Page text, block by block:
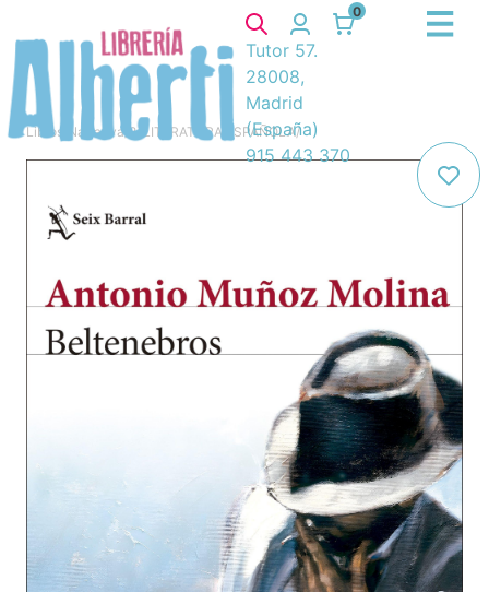
0
Tutor 57.
28008,
Madrid
(España)
915 443 370
Libros Narrativa/ 8. LITERATURA ESPAÑOLA/